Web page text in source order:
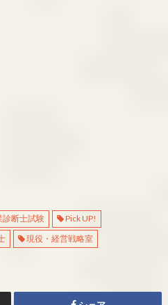
診断士試験
Pick UP!
現役・経営戦略室